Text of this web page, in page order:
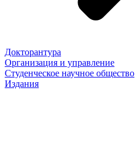
Докторантура
Организация и управление
Студенческое научное общество
Издания